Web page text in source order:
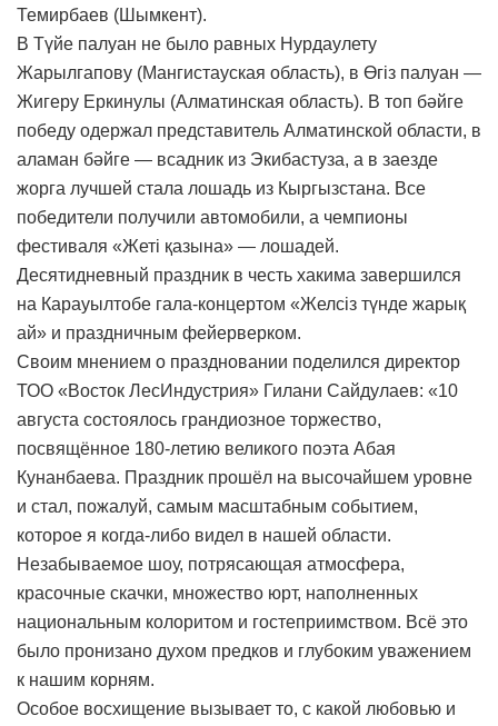
Темирбаев (Шымкент).
В Түйе палуан не было равных Нурдаулету
Жарылгапову (Мангистауская область), в Өгіз палуан —
Жигеру Еркинулы (Алматинская область). В топ бәйге
победу одержал представитель Алматинской области, в
аламан бәйге — всадник из Экибастуза, а в заезде
жорга лучшей стала лошадь из Кыргызстана. Все
победители получили автомобили, а чемпионы
фестиваля «Жеті қазына» — лошадей.
Десятидневный праздник в честь хакима завершился
на Карауылтобе гала-концертом «Желсіз түнде жарық
ай» и праздничным фейерверком.
Своим мнением о праздновании поделился директор
ТОО «Восток ЛесИндустрия» Гилани Сайдулаев: «10
августа состоялось грандиозное торжество,
посвящённое 180-летию великого поэта Абая
Кунанбаева. Праздник прошёл на высочайшем уровне
и стал, пожалуй, самым масштабным событием,
которое я когда-либо видел в нашей области.
Незабываемое шоу, потрясающая атмосфера,
красочные скачки, множество юрт, наполненных
национальным колоритом и гостеприимством. Всё это
было пронизано духом предков и глубоким уважением
к нашим корням.
Особое восхищение вызывает то, с какой любовью и